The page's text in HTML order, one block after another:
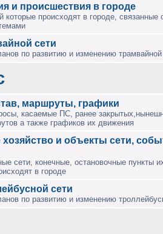
и происшествия в городе
которые происходят в городе, связанные
сети
по развитию и изменению трамвайной
маршруты, графики
касаемые ПС, ранее
а также графиков их движения
и объекты сети,
сети, конечные, остановочные пункты
в городе
сети
по развитию и изменению